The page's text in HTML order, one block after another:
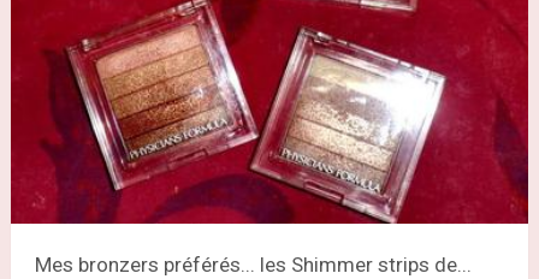
Mes bronzers préférés... les Shimmer strips de...